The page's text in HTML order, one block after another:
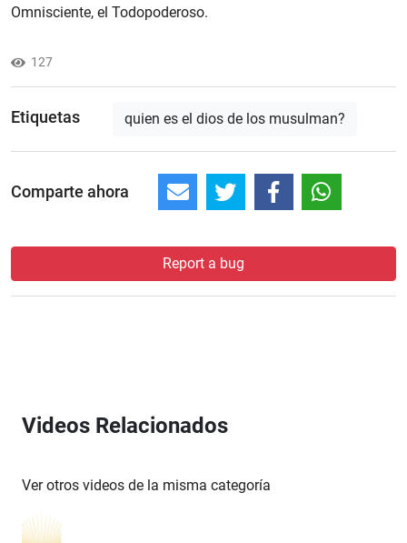
Omnisciente, el Todopoderoso.
127
Etiquetas quien es el dios de los musulman?
Comparte ahora
Report a bug
Videos Relacionados
Ver otros videos de la misma categoría